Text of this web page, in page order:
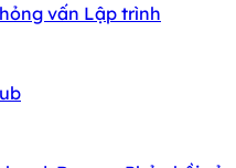
vấn Lập trình